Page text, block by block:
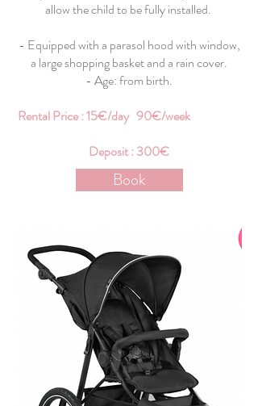
allow the child to be fully installed.
- Equipped with a parasol hood with window,
a large shopping basket and a rain cover.
- Age: from birth.
Rental Price : 15€/day 90€/week
Deposit : 300€
Book